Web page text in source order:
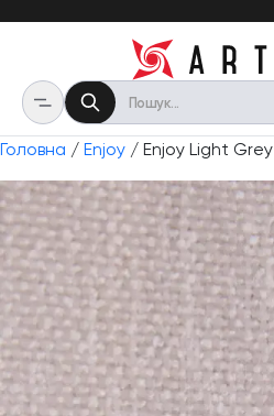
Головна / Enjoy / Enjoy Light Grey